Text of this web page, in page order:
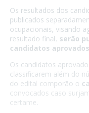
Os resultados dos
publicados
ocupacionais, visando
resultado final, serão
candidatos aprovados
Os candidatos
classificarem além do
do edital comporão o
convocados caso
certame.